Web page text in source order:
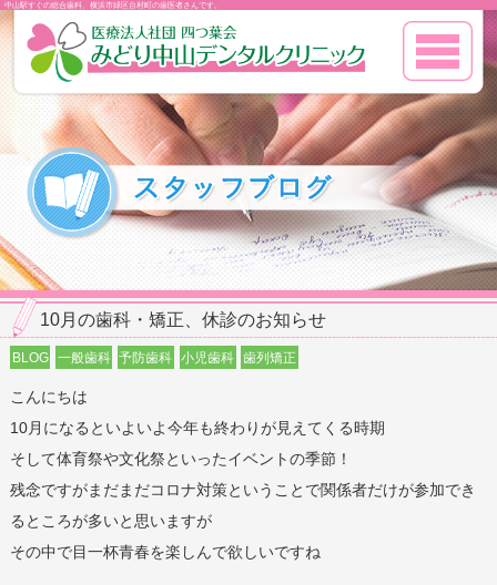
中山駅すぐの総合歯科、横浜市緑区台村町の歯医者さんです。
10月の歯科・矯正、休診のお知らせ
BLOG 一般歯科 予防歯科 小児歯科 歯列矯正
こんにちは
10月になるといよいよ今年も終わりが見えてくる時期
そして体育祭や文化祭といったイベントの季節！
残念ですがまだまだコロナ対策ということで関係者だけが参加でき
るところが多いと思いますが
その中で目一杯青春を楽しんで欲しいですね